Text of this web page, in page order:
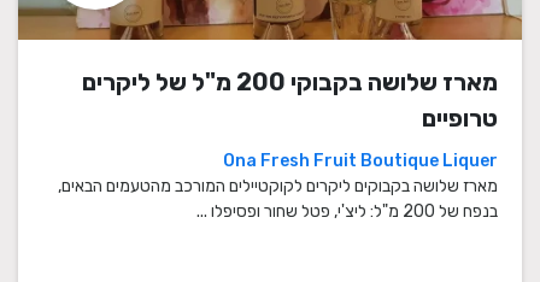
מארז שלושה בקבוקי 200 מ"ל של ליקרים
טרופיים
Ona Fresh Fruit Boutique Liquer
מארז שלושה בקבוקים ליקרים לקוקטיילים המורכב מהטעמים הבאים,
בנפח של 200 מ"ל: ליצ'י, פטל שחור ופסיפלו ...